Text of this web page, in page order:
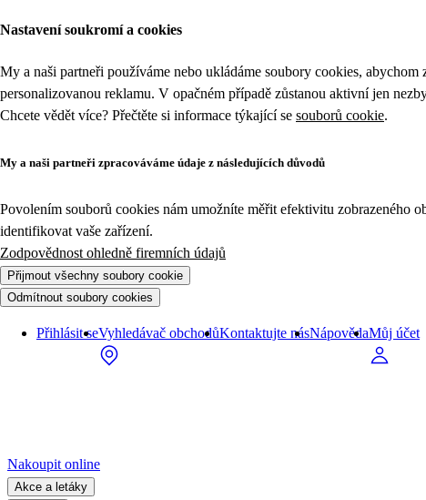
Nastavení soukromí a cookies
My a naši partneři používáme nebo ukládáme soubory cookies,
personalizovanou reklamu. V opačném případě zůstanou aktivní jen
Chcete vědět více? Přečtěte si informace týkající se souborů cookie.
My a naši partneři zpracováváme údaje z následujících důvodů
Povolením souborů cookies nám umožníte měřit efektivitu zobrazeného
identifikovat vaše zařízení.
Zodpovědnost ohledně firemních údajů
Přijmout všechny soubory cookie
Odmítnout soubory cookies
Přihlásit seVyhledávač obchodůKontaktujte násNápovědaMůj účet
Nakoupit online
Akce a letáky